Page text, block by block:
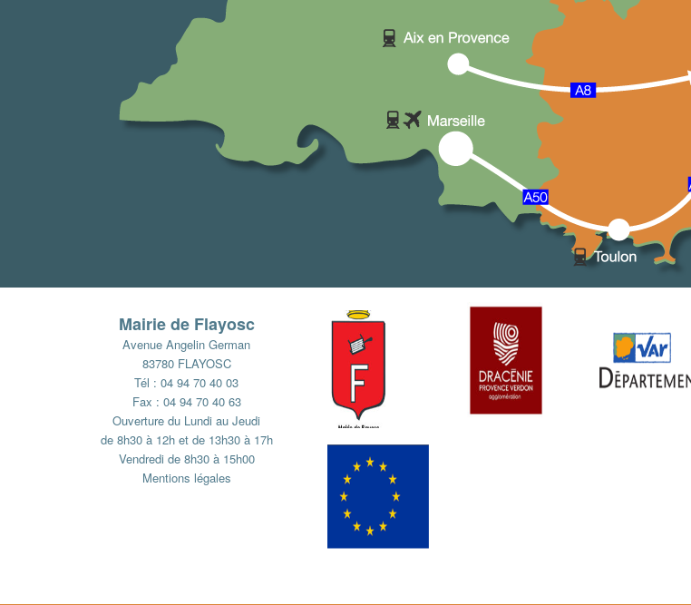
Mairie de Flayosc
Avenue Angelin German
83780 FLAYOSC
Tél : 04 94 70 40 03
Fax : 04 94 70 40 63
Ouverture du Lundi au Jeudi
de 8h30 à 12h et de 13h30 à 17h
Vendredi de 8h30 à 15h00
Mentions légales